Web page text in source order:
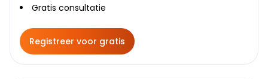
Gratis consultatie
Registreer voor gratis